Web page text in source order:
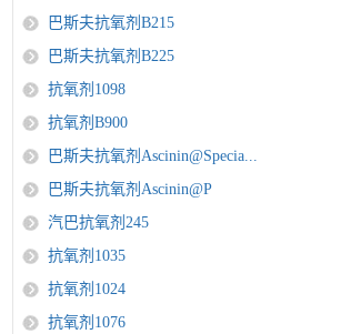
巴斯夫抗氧剂B215
巴斯夫抗氧剂B225
抗氧剂1098
抗氧剂B900
巴斯夫抗氧剂Ascinin@Specia...
巴斯夫抗氧剂Ascinin@P
汽巴抗氧剂245
抗氧剂1035
抗氧剂1024
抗氧剂1076